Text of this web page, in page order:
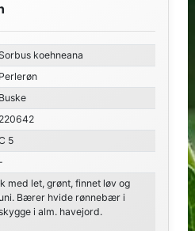
Sorbus koehneana
Perlerøn
Buske
220642
5
-
med let, grønt, finnet løv og
Bærer hvide rønnebær i
i alm. havejord.